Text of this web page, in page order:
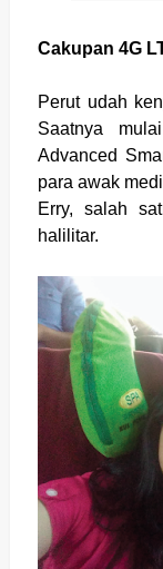
Cakupan 4G
Perut udah
Saatnya
Advanced
para awak
Erry, salah
halilitar.